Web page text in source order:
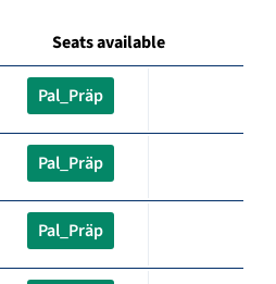
Seats available
Pal_Präp
Pal_Präp
Pal_Präp